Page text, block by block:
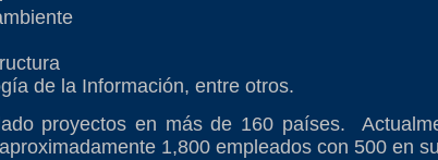
de la Información, entre otros.
proyectos en más de 160 países.
1,800 empleados con 500 en